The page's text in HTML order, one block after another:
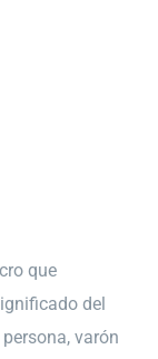
que
del
varón